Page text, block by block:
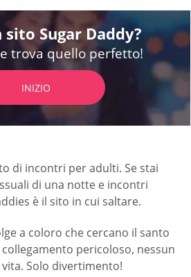
sito Sugar Daddy?
trova quello perfetto!
INIZIO
di incontri per adulti. Se stai
di una notte e incontri
è il sito in cui saltare.
a coloro che cercano il santo
pericoloso, nessun
Solo divertimento!